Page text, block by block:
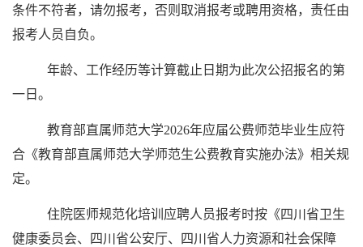
条件不符者，请勿报考，否则取消报考或聘用资格，责任由
报考人员自负。
年龄、工作经历等计算截止日期为此次公招报名的第
一日。
教育部直属师范大学2026年应届公费师范毕业生应符
合《教育部直属师范大学师范生公费教育实施办法》相关规
定。
住院医师规范化培训应聘人员报考时按《四川省卫生
健康委员会、四川省公安厅、四川省人力资源和社会保障